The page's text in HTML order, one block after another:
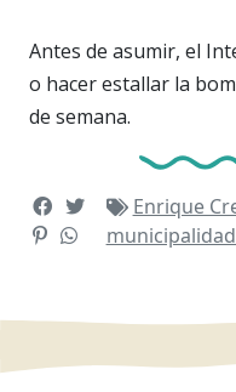
Antes de asumir, el
o hacer estallar la
de semana.
Enrique